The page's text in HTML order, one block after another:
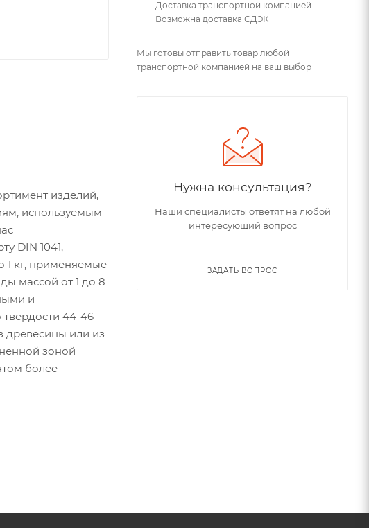
изделий,
используемым
DIN 1041,
1 кг, применяемые
массой от 1 до 8
и
44-46
древесины или из
зоной
более
Доставка транспортной компанией
Возможна доставка СДЭК
Мы готовы отправить товар любой
транспортной компанией на ваш выбор
Нужна консультация?
Наши специалисты ответят на любой
интересующий вопрос
ЗАДАТЬ ВОПРОС